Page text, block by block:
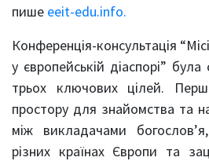
пише eeit-edu.info.
Конференція-консультація
у європейській діаспорі”
трьох ключових цілей.
простору для знайомства та
між викладачами
різних країнах Європи та